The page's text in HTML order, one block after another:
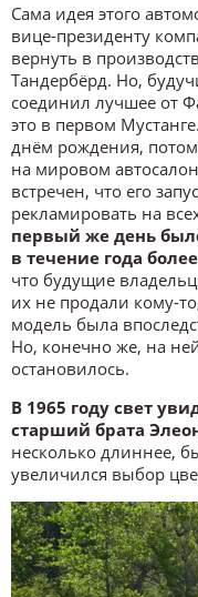
Сама идея этого
вице-президенту
вернуть в
Тандербёрд. Но,
соединил лучшее от
это в первом
днём рождения,
на мировом
встречен, что его
рекламировать на
первый же день
в течение года
что будущие
их не продали кому-
модель была
Но, конечно же, на
остановилось.
В 1965 году свет
старший брата
несколько длиннее,
увеличился выбор